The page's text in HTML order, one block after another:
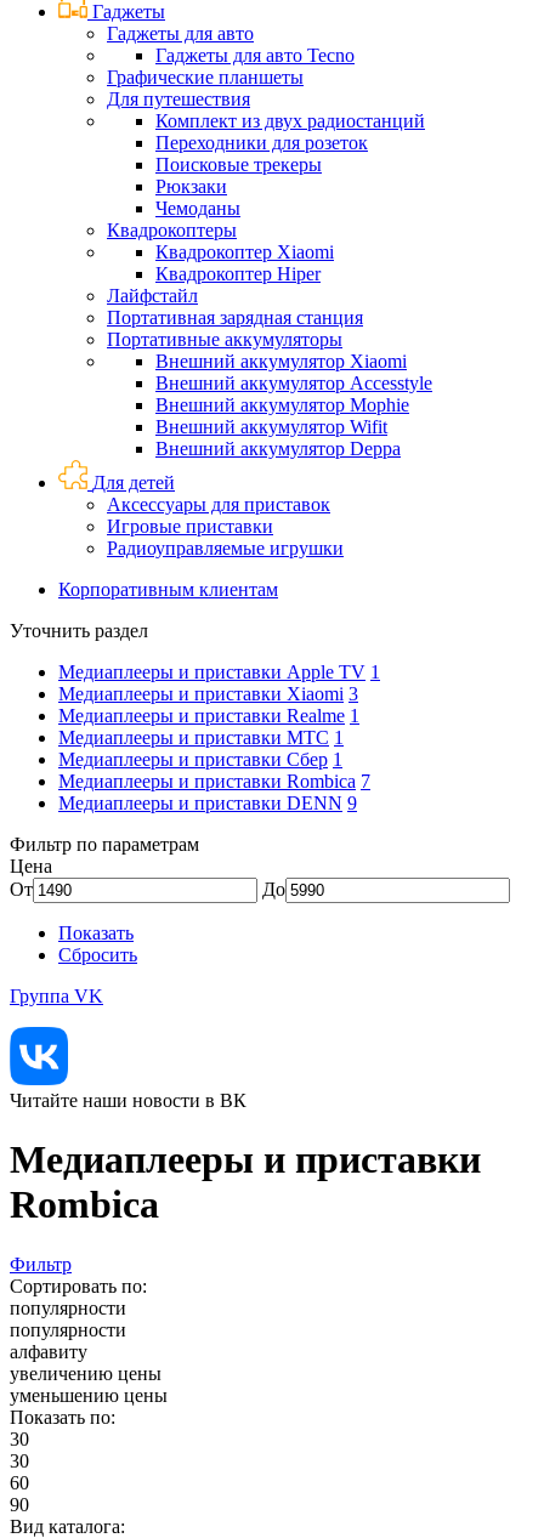
Гаджеты
Гаджеты для авто
Гаджеты для авто Tecno
Графические планшеты
Для путешествия
Комплект из двух радиостанций
Переходники для розеток
Поисковые трекеры
Рюкзаки
Чемоданы
Квадрокоптеры
Квадрокоптер Xiaomi
Квадрокоптер Hiper
Лайфстайл
Портативная зарядная станция
Портативные аккумуляторы
Внешний аккумулятор Xiaomi
Внешний аккумулятор Accesstyle
Внешний аккумулятор Mophie
Внешний аккумулятор Wifit
Внешний аккумулятор Deppa
Для детей
Аксессуары для приставок
Игровые приставки
Радиоуправляемые игрушки
Корпоративным клиентам
Уточнить раздел
Медиаплееры и приставки Apple TV 1
Медиаплееры и приставки Xiaomi 3
Медиаплееры и приставки Realme 1
Медиаплееры и приставки МТС 1
Медиаплееры и приставки Сбер 1
Медиаплееры и приставки Rombica 7
Медиаплееры и приставки DENN 9
Фильтр по параметрам
Цена
От
До
Показать
Сбросить
Группа VK
Читайте наши новости в ВК
Медиаплееры и приставки
Rombica
Фильтр
Сортировать по:
популярности
популярности
алфавиту
увеличению цены
уменьшению цены
Показать по:
30
30
60
90
Вид каталога: